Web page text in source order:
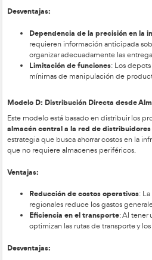
nivel táctico , los problemas
Equipos de fabricación.
Equipos de manutención.
Diseño de almacenes.
Volumen de expediciones.
Política de distribución.
Volumen y naturaleza de
A nivel operacional
Programación del
Programación de
Asignación de